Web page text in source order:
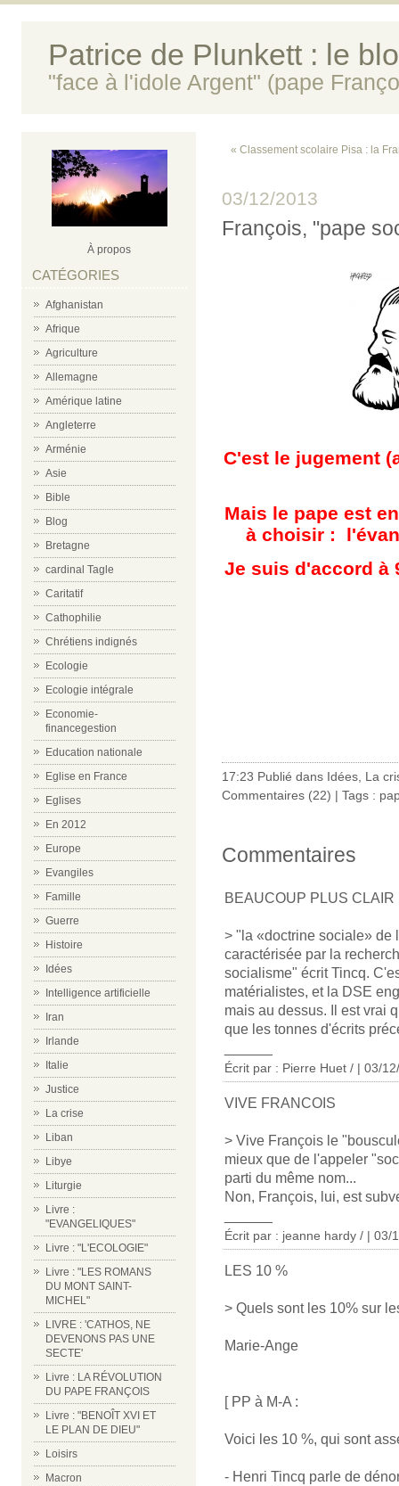
Patrice de Plunkett : le
"face à l'idole Argent" (pape
À propos
CATÉGORIES
Afghanistan
Afrique
Agriculture
Allemagne
Amérique latine
Angleterre
Arménie
Asie
Bible
Blog
Bretagne
cardinal Tagle
Caritatif
Cathophilie
Chrétiens indignés
Ecologie
Ecologie intégrale
Economie-
financegestion
Education nationale
Eglise en France
Eglises
En 2012
Europe
Evangiles
Famille
Guerre
Histoire
Idées
Intelligence artificielle
Iran
Irlande
Italie
Justice
La crise
Liban
Libye
Liturgie
Livre :
"EVANGELIQUES"
Livre : "L'ECOLOGIE"
Livre : "LES ROMANS
DU MONT SAINT-
MICHEL"
LIVRE : 'CATHOS, NE
DEVENONS PAS UNE
SECTE'
Livre : LA RÉVOLUTION
DU PAPE FRANÇOIS
Livre : "BENOÎT XVI ET
LE PLAN DE DIEU"
Loisirs
Macron
« Classement scolaire Pisa : la
03/12/2013
François, "pape
C'est le jugement
Mais le pape est
à choisir :
Je suis d'accord à
17:23 Publié dans Idées La
Commentaires (22) | Tags :
Commentaires
BEAUCOUP PLUS CLAIR
> "la «doctrine sociale» de
caractérisée par la
socialisme" écrit Tincq.
matérialistes, et la DSE
mais au dessus. Il est vrai
que les tonnes d'écrits
Écrit par : Pierre Huet / | 03/
VIVE FRANCOIS
> Vive François le
mieux que de l'appeler
parti du même nom...
Non, François, lui, est
Écrit par : jeanne hardy / | 03/
LES 10 %
> Quels sont les 10% sur
Marie-Ange
[ PP à M-A :
Voici les 10 %, qui sont
- Henri Tincq parle de